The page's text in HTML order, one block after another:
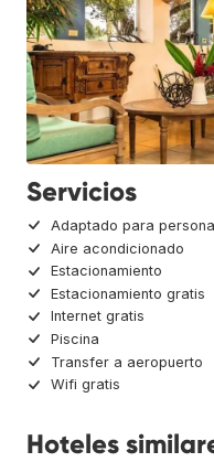
Servicios
Adaptado para
Aire acondicionado
Estacionamiento
Estacionamiento gratis
Internet gratis
Piscina
Transfer a aeropuerto
Wifi gratis
Hoteles